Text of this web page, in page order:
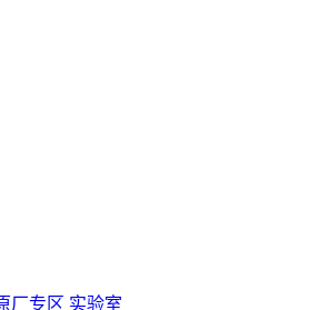
厂专区 实验室